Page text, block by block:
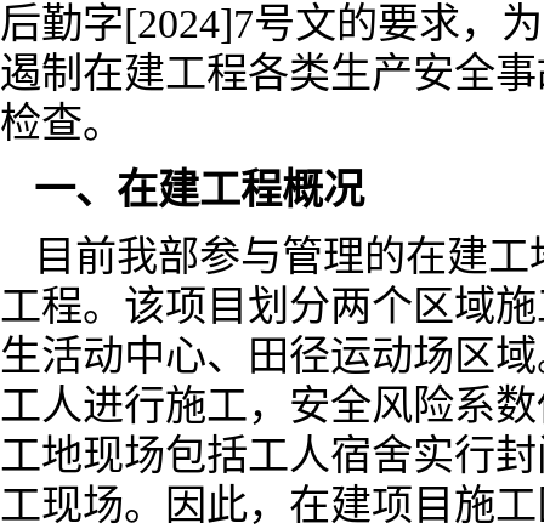
后勤字[2024]7号文的要求，
遏制在建工程各类生产安全
检查。
一、在建工程概况
目前我部参与管理的在建
工程。该项目划分两个区域
生活动中心、田径运动场区
工人进行施工，安全风险系
工地现场包括工人宿舍实行
工现场。因此，在建项目施